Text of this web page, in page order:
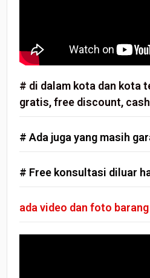
# di dalam kota dan kota
gratis, free discount,
# Ada juga yang masih
# Free konsultasi diluar
ada video dan foto barang